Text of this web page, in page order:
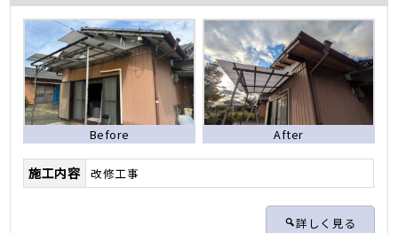
Before After
施工内容 改修工事
詳しく見る